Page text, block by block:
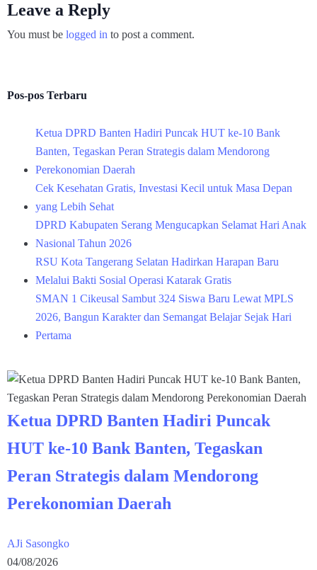
Leave a Reply
You must be logged in to post a comment.
Pos-pos Terbaru
Ketua DPRD Banten Hadiri Puncak HUT ke-10 Bank
Banten, Tegaskan Peran Strategis dalam Mendorong
Perekonomian Daerah
Cek Kesehatan Gratis, Investasi Kecil untuk Masa Depan
yang Lebih Sehat
DPRD Kabupaten Serang Mengucapkan Selamat Hari Anak
Nasional Tahun 2026
RSU Kota Tangerang Selatan Hadirkan Harapan Baru
Melalui Bakti Sosial Operasi Katarak Gratis
SMAN 1 Cikeusal Sambut 324 Siswa Baru Lewat MPLS
2026, Bangun Karakter dan Semangat Belajar Sejak Hari
Pertama
Ketua DPRD Banten Hadiri Puncak
HUT ke-10 Bank Banten, Tegaskan
Peran Strategis dalam Mendorong
Perekonomian Daerah
AJi Sasongko
04/08/2026